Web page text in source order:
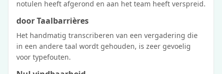
notulen heeft afgerond en aan het team heeft verspreid.
door Taalbarrières
Het handmatig transcriberen van een vergadering die
in een andere taal wordt gehouden, is zeer gevoelig
voor typefouten.